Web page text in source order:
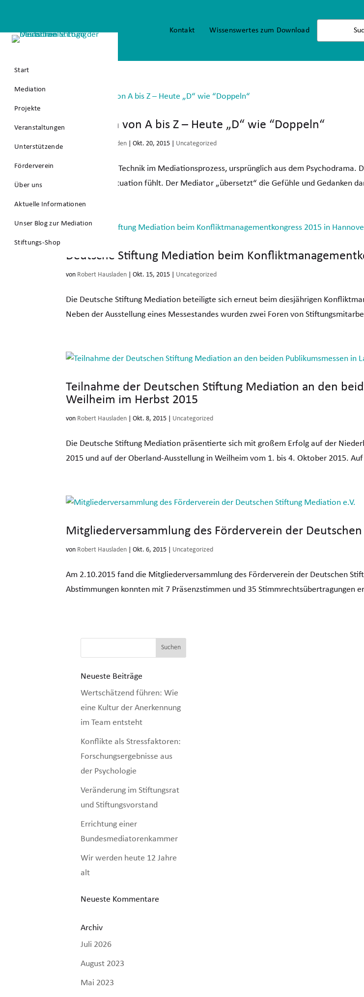
Kontakt Wissenswertes zum Download
Start
Mediation
Projekte
Veranstaltungen
Unterstützende
Förderverein
Über uns
Aktuelle Informationen
Unser Blog zur Mediation
Stiftungs-Shop
Mediation von A bis Z – Heute „D“ wie “Doppeln“
Robert Hausladen |Okt. 20, 2015 Uncategorized
Eine hilfreiche Technik im Mediationsprozess, ursprünglich aus dem
bestimmten Situation fühlt. Der Mediator „übersetzt“ die Gefühle und Gedanken
Deutsche Stiftung Mediation beim
von Robert Hausladen |Okt. 15, 2015 Uncategorized
Die Deutsche Stiftung Mediation beteiligte sich erneut beim diesjährigen
Neben der Ausstellung eines Messestandes wurden zwei Foren von
Teilnahme der Deutschen Stiftung Mediation an den
Weilheim im Herbst 2015
von Robert Hausladen |Okt. 8, 2015 Uncategorized
Die Deutsche Stiftung Mediation präsentierte sich mit großem Erfolg auf der
2015 und auf der Oberland-Ausstellung in Weilheim vom 1. bis 4. Oktober 2015.
Mitgliederversammlung des Förderverein der
von Robert Hausladen |Okt. 6, 2015 Uncategorized
Am 2.10.2015 fand die Mitgliederversammlung des Förderverein der Deutschen
Abstimmungen konnten mit 7 Präsenzstimmen und 35 Stimmrechtsübertragungen
Neueste Beiträge
Wertschätzend führen: Wie
eine Kultur der Anerkennung
im Team entsteht
Konflikte als Stressfaktoren:
Forschungsergebnisse aus
der Psychologie
Veränderung im Stiftungsrat
und Stiftungsvorstand
Errichtung einer
Bundesmediatorenkammer
Wir werden heute 12 Jahre
alt
Neueste Kommentare
Archiv
Juli 2026
August 2023
Mai 2023